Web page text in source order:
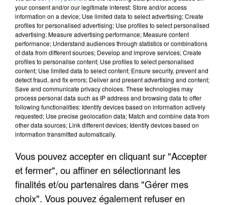
UN SECOND CADRE DE LA DZ MAFIA
INTERPELLÉ EN ALGÉRIE
your consent and/or our legitimate interest: Store and/or access
information on a device; Use limited data to select advertising; Create
profiles for personalised advertising; Use profiles to select personalised
advertising; Measure advertising performance; Measure content
performance; Understand audiences through statistics or combinations
of data from different sources; Develop and improve services; Create
profiles to personalise content; Use profiles to select personalised
content; Use limited data to select content; Ensure security, prevent and
detect fraud, and fix errors; Deliver and present advertising and content;
Save and communicate privacy choices. These technologies may
process personal data such as IP address and browsing data to offer
following functionalities: Identify devices based on information actively
requested; Use precise geolocation data; Match and combine data from
other data sources; Link different devices; Identify devices based on
information transmitted automatically.
Vous pouvez accepter en cliquant sur "Accepter
et fermer", ou affiner en sélectionnant les
finalités et/ou partenaires dans "Gérer mes
choix". Vous pouvez également refuser en